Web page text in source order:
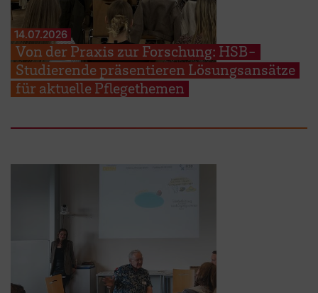
14.07.2026
Von der Praxis zur Forschung: HSB-
Studierende präsentieren Lösungsansätze
für aktuelle Pflegethemen